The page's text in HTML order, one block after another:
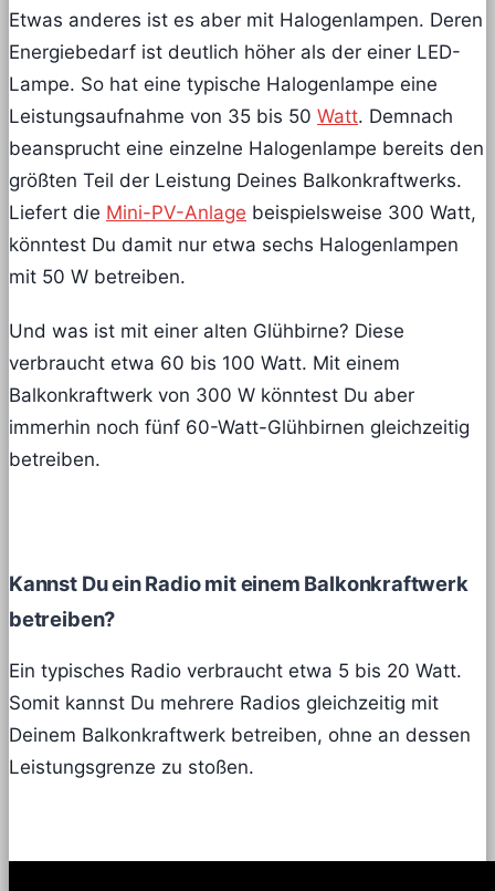
Etwas anderes ist es aber mit Halogenlampen. Deren
Energiebedarf ist deutlich höher als der einer LED-
Lampe. So hat eine typische Halogenlampe eine
Leistungsaufnahme von 35 bis 50 Watt. Demnach
beansprucht eine einzelne Halogenlampe bereits den
größten Teil der Leistung Deines Balkonkraftwerks.
Liefert die Mini-PV-Anlage beispielsweise 300 Watt,
könntest Du damit nur etwa sechs Halogenlampen
mit 50 W betreiben.
Und was ist mit einer alten Glühbirne? Diese
verbraucht etwa 60 bis 100 Watt. Mit einem
Balkonkraftwerk von 300 W könntest Du aber
immerhin noch fünf 60-Watt-Glühbirnen gleichzeitig
betreiben.
Kannst Du ein Radio mit einem Balkonkraftwerk
betreiben?
Ein typisches Radio verbraucht etwa 5 bis 20 Watt.
Somit kannst Du mehrere Radios gleichzeitig mit
Deinem Balkonkraftwerk betreiben, ohne an dessen
Leistungsgrenze zu stoßen.